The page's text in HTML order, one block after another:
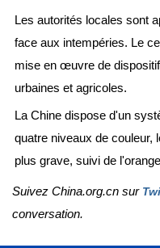
Les autorités locales sont
face aux intempéries. Le
mise en œuvre de
urbaines et agricoles.
La Chine dispose d'un
quatre niveaux de couleur,
plus grave, suivi de
Suivez China.org.cn sur
conversation.